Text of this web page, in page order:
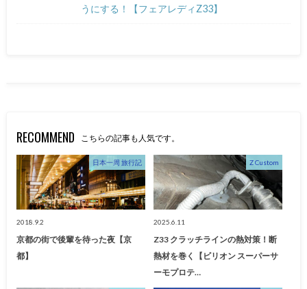
うにする！【フェアレディZ33】
RECOMMEND こちらの記事も人気です。
日本一周 旅行記
2018.9.2
京都の街で後輩を待った夜【京
都】
Z Custom
2025.6.11
Z33 クラッチラインの熱対策！断
熱材を巻く【ビリオン スーパーサ
ーモプロテ…